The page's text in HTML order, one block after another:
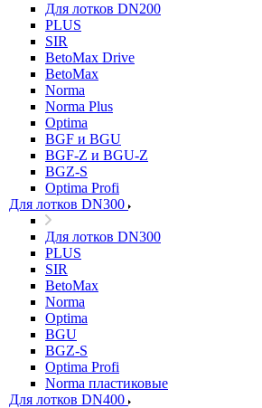
Для лотков DN200
PLUS
SIR
BetoMax Drive
BetoMax
Norma
Norma Plus
Optima
BGF и BGU
BGF-Z и BGU-Z
BGZ-S
Optima Profi
Для лотков DN300
Для лотков DN300
PLUS
SIR
BetoMax
Norma
Optima
BGU
BGZ-S
Optima Profi
Norma пластиковые
Для лотков DN400